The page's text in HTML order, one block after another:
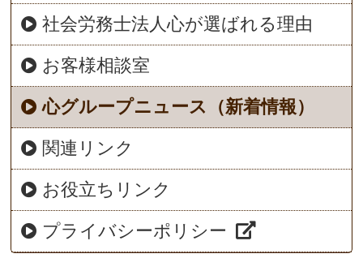
社会労務士法人心が選ばれる理由
お客様相談室
心グループニュース（新着情報）
関連リンク
お役立ちリンク
プライバシーポリシー